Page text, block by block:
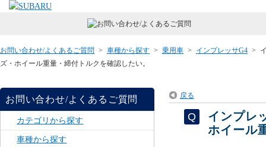
お問い合わせ/よくあるご質問 > 車種から探す > 乗用車 > インプレッサG4 >
ズ・ホイール重量・締付トルクを確認したい。
お問い合わせ/よくあるご質問
カテゴリから探す
車種から探す
戻る
インプレ
ホイール